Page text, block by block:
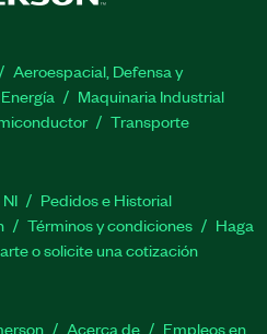
Aeroespacial, Defensa y
Energía
Maquinaria Industrial
Transporte
Pedidos e Historial
Términos y condiciones
Haga
o solicite una cotización
Acerca de Empleos en